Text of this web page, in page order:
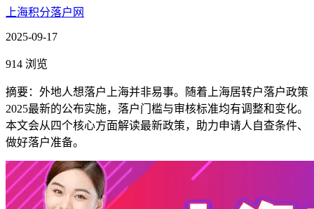
上海积分落户网
2025-09-17
914 浏览
摘要：外地人想落户上海并非易事。随着上海居转户落户政策
2025最新的公布实施，落户门槛与审核标准均有调整和变化。
本文会从四个核心方面解读最新政策，助力申请人自查条件、
做好落户准备。​